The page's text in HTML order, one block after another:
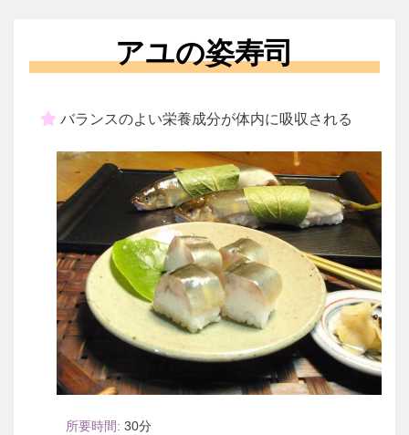
アユの姿寿司
バランスのよい栄養成分が体内に吸収される
30